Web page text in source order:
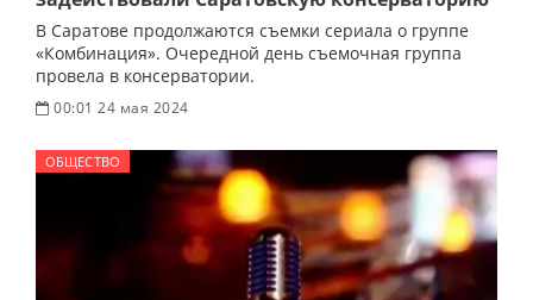
В Саратове продолжаются съемки сериала о группе
«Комбинация». Очередной день съемочная группа
провела в консерватории.
00:01 24 мая 2024
ОБЩЕСТВО